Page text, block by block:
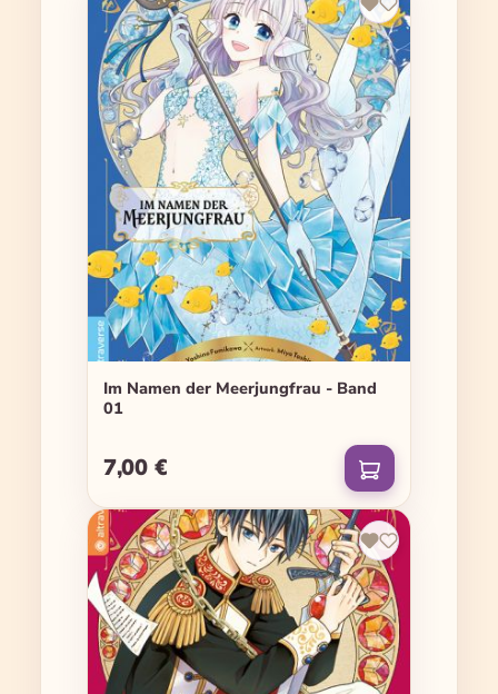
Im Namen der Meerjungfrau - Band
01
Regulärer Preis:
7,00 €